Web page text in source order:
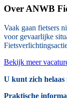
Over ANWB
Vaak gaan fietsers
voor gevaarlijke
Bekijk meer
U kunt zich
Praktische